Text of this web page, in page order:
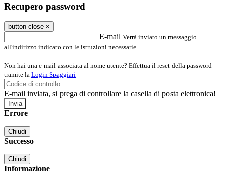
Recupero password
button close ×
E-mail Verrà inviato un messaggio
all'indirizzo indicato con le istruzioni necessarie.
Non hai una e-mail associata al nome utente? Effettua il reset della password
tramite la Login Spaggiari
E-mail inviata, si prega di controllare la casella di posta elettronica!
Errore
Chiudi
Successo
Chiudi
Informazione